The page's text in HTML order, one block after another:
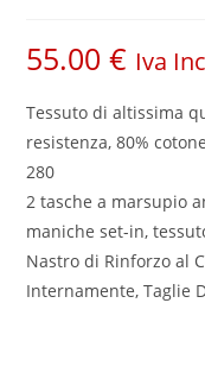
55.00€ Iva
Tessuto di altissima
resistenza,80%
280
2 tasche a marsupio
maniche set-in,
Nastro di Rinforzo al
Internamente, Taglie